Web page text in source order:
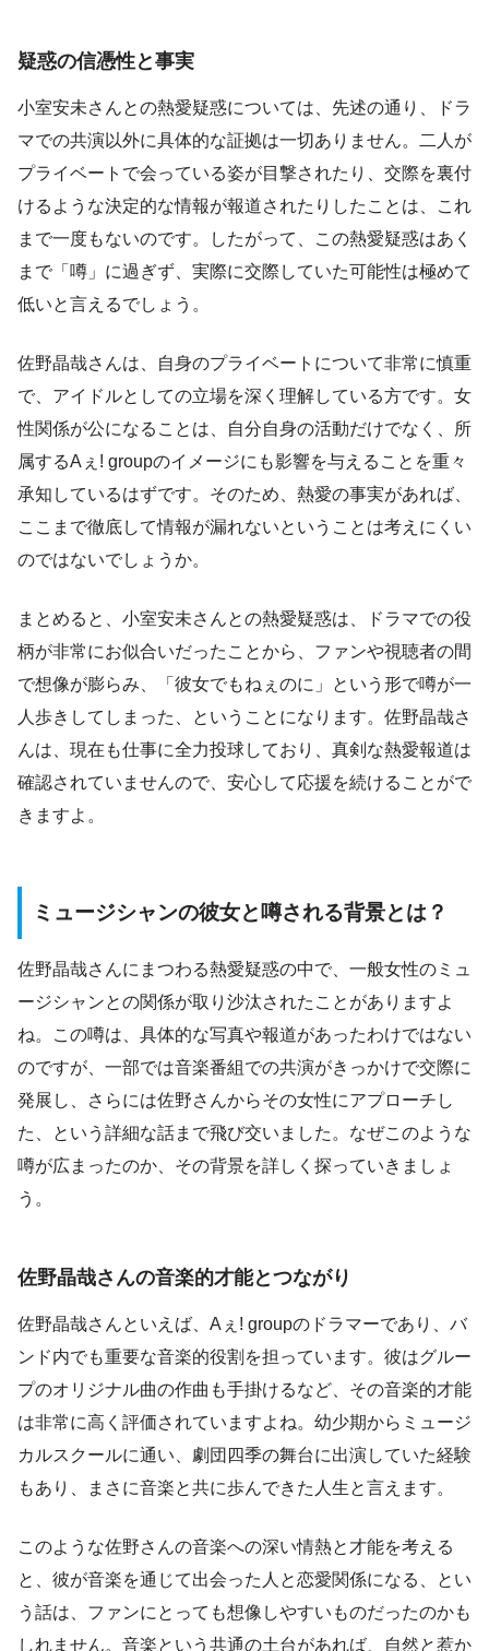
疑惑の信憑性と事実
小室安未さんとの熱愛疑惑については、先述の通り、ドラ
マでの共演以外に具体的な証拠は一切ありません。二人が
プライベートで会っている姿が目撃されたり、交際を裏付
けるような決定的な情報が報道されたりしたことは、これ
まで一度もないのです。したがって、この熱愛疑惑はあく
まで「噂」に過ぎず、実際に交際していた可能性は極めて
低いと言えるでしょう。
佐野晶哉さんは、自身のプライベートについて非常に慎重
で、アイドルとしての立場を深く理解している方です。女
性関係が公になることは、自分自身の活動だけでなく、所
属するAぇ! groupのイメージにも影響を与えることを重々
承知しているはずです。そのため、熱愛の事実があれば、
ここまで徹底して情報が漏れないということは考えにくい
のではないでしょうか。
まとめると、小室安未さんとの熱愛疑惑は、ドラマでの役
柄が非常にお似合いだったことから、ファンや視聴者の間
で想像が膨らみ、「彼女でもねぇのに」という形で噂が一
人歩きしてしまった、ということになります。佐野晶哉さ
んは、現在も仕事に全力投球しており、真剣な熱愛報道は
確認されていませんので、安心して応援を続けることがで
きますよ。
ミュージシャンの彼女と噂される背景とは？
佐野晶哉さんにまつわる熱愛疑惑の中で、一般女性のミュ
ージシャンとの関係が取り沙汰されたことがありますよ
ね。この噂は、具体的な写真や報道があったわけではない
のですが、一部では音楽番組での共演がきっかけで交際に
発展し、さらには佐野さんからその女性にアプローチし
た、という詳細な話まで飛び交いました。なぜこのような
噂が広まったのか、その背景を詳しく探っていきましょ
う。
佐野晶哉さんの音楽的才能とつながり
佐野晶哉さんといえば、Aぇ! groupのドラマーであり、バ
ンド内でも重要な音楽的役割を担っています。彼はグルー
プのオリジナル曲の作曲も手掛けるなど、その音楽的才能
は非常に高く評価されていますよね。幼少期からミュージ
カルスクールに通い、劇団四季の舞台に出演していた経験
もあり、まさに音楽と共に歩んできた人生と言えます。
このような佐野さんの音楽への深い情熱と才能を考える
と、彼が音楽を通じて出会った人と恋愛関係になる、とい
う話は、ファンにとっても想像しやすいものだったのかも
しれません。音楽という共通の土台があれば、自然と惹か